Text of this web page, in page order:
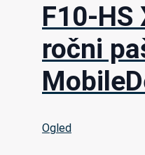
F10-HS
ročni
Ogled